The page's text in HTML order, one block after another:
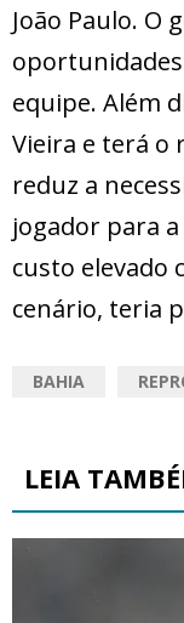
João Paulo. O
equipe. Além
Vieira e terá o
reduz a
jogador para
custo elevado
cenário, teria
BAHIA
LEIA